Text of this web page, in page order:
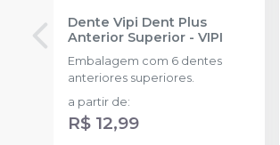
Dente Vipi Dent Plus
Anterior Superior - VIPI
Embalagem com 6 dentes
anteriores superiores.
a partir de:
R$ 12,99